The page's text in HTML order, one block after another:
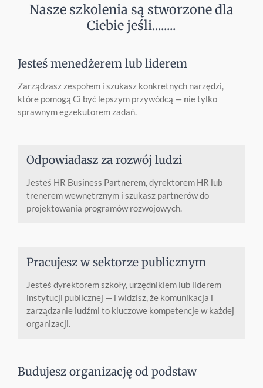
Nasze szkolenia są stworzone dla
Ciebie jeśli........
Jesteś menedżerem lub liderem
Zarządzasz zespołem i szukasz konkretnych narzędzi,
które pomogą Ci być lepszym przywódcą — nie tylko
sprawnym egzekutorem zadań.
Odpowiadasz za rozwój ludzi
Jesteś HR Business Partnerem, dyrektorem HR lub
trenerem wewnętrznym i szukasz partnerów do
projektowania programów rozwojowych.
Pracujesz w sektorze publicznym
Jesteś dyrektorem szkoły, urzędnikiem lub liderem
instytucji publicznej — i widzisz, że komunikacja i
zarządzanie ludźmi to kluczowe kompetencje w każdej
organizacji.
Budujesz organizację od podstaw